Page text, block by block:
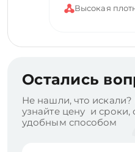
Высокая
Остались
Не нашли, что
узнайте цену и сроки,
удобным способом